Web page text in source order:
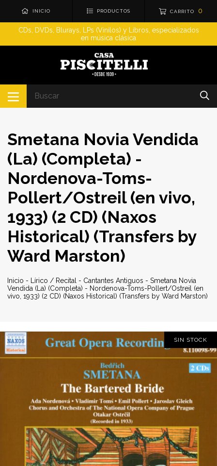
INICIO PRODUCTOS CARRITO 0
CDs, DVDs, Blurays, LPs (Vinilos) y Libros, especializados
en música clásica
Smetana Novia Vendida
(La) (Completa) -
Nordenova-Toms-
Pollert/Ostreil (en vivo,
1933) (2 CD) (Naxos
Historical) (Transfers by
Ward Marston)
Inicio - Lírico / Recital - Cantantes Antiguos - Smetana Novia
Vendida (La) (Completa) - Nordenova-Toms-Pollert/Ostreil (en
vivo, 1933) (2 CD) (Naxos Historical) (Transfers by Ward Marston)
SIN STOCK